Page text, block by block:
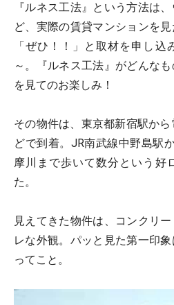
『ルネス工法』という方法は
ど、実際の賃貸マンションを見
「ぜひ！！」と取材を申し込
～。『ルネス工法』がどんな
を見てのお楽しみ！
その物件は、東京都新宿駅か
どで到着。JR南武線中野島駅
摩川まで歩いて数分という好
た。
見えてきた物件は、コンクリ
レな外観。パッと見た第一印象
ってこと。